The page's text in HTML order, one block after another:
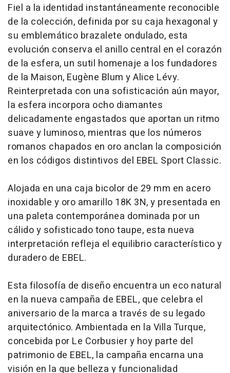
Fiel a la identidad instantáneamente reconocible
de la colección, definida por su caja hexagonal y
su emblemático brazalete ondulado, esta
evolución conserva el anillo central en el corazón
de la esfera, un sutil homenaje a los fundadores
de la Maison, Eugène Blum y Alice Lévy.
Reinterpretada con una sofisticación aún mayor,
la esfera incorpora ocho diamantes
delicadamente engastados que aportan un ritmo
suave y luminoso, mientras que los números
romanos chapados en oro anclan la composición
en los códigos distintivos del EBEL Sport Classic.
Alojada en una caja bicolor de 29 mm en acero
inoxidable y oro amarillo 18K 3N, y presentada en
una paleta contemporánea dominada por un
cálido y sofisticado tono taupe, esta nueva
interpretación refleja el equilibrio característico y
duradero de EBEL.
Esta filosofía de diseño encuentra un eco natural
en la nueva campaña de EBEL, que celebra el
aniversario de la marca a través de su legado
arquitectónico. Ambientada en la Villa Turque,
concebida por Le Corbusier y hoy parte del
patrimonio de EBEL, la campaña encarna una
visión en la que belleza y funcionalidad